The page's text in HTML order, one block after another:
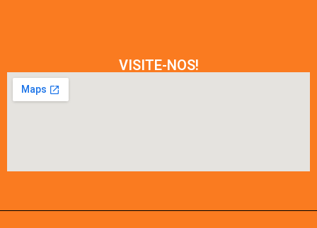
VISITE-NOS!